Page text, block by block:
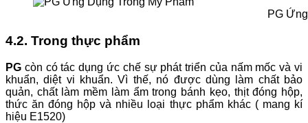
PG
4.2. Trong thực phẩm
PG còn có tác dụng ức chế sự phát triển của nấm mốc và vi
khuẩn, diệt vi khuẩn. Vì thế, nó được dùng làm chất bảo
quản, chất làm mềm làm ẩm trong bánh kẹo, thịt đóng hộp,
thức ăn đóng hộp và nhiều loại thực phẩm khác ( mang kí
hiệu E1520)